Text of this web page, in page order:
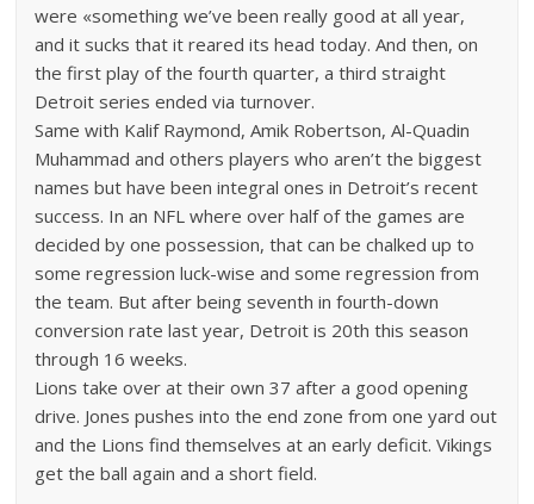
were «something we’ve been really good at all year,
and it sucks that it reared its head today. And then, on
the first play of the fourth quarter, a third straight
Detroit series ended via turnover.
Same with Kalif Raymond, Amik Robertson, Al-Quadin
Muhammad and others players who aren’t the biggest
names but have been integral ones in Detroit’s recent
success. In an NFL where over half of the games are
decided by one possession, that can be chalked up to
some regression luck-wise and some regression from
the team. But after being seventh in fourth-down
conversion rate last year, Detroit is 20th this season
through 16 weeks.
Lions take over at their own 37 after a good opening
drive. Jones pushes into the end zone from one yard out
and the Lions find themselves at an early deficit. Vikings
get the ball again and a short field.